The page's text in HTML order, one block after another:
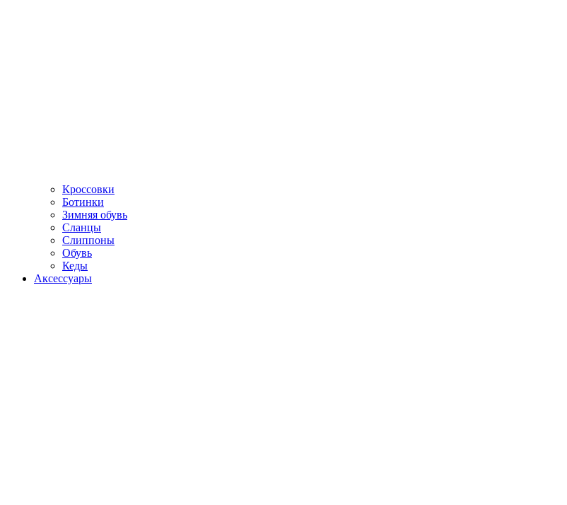
Кроссовки
Ботинки
Зимняя обувь
Сланцы
Слиппоны
Обувь
Кеды
Аксессуары